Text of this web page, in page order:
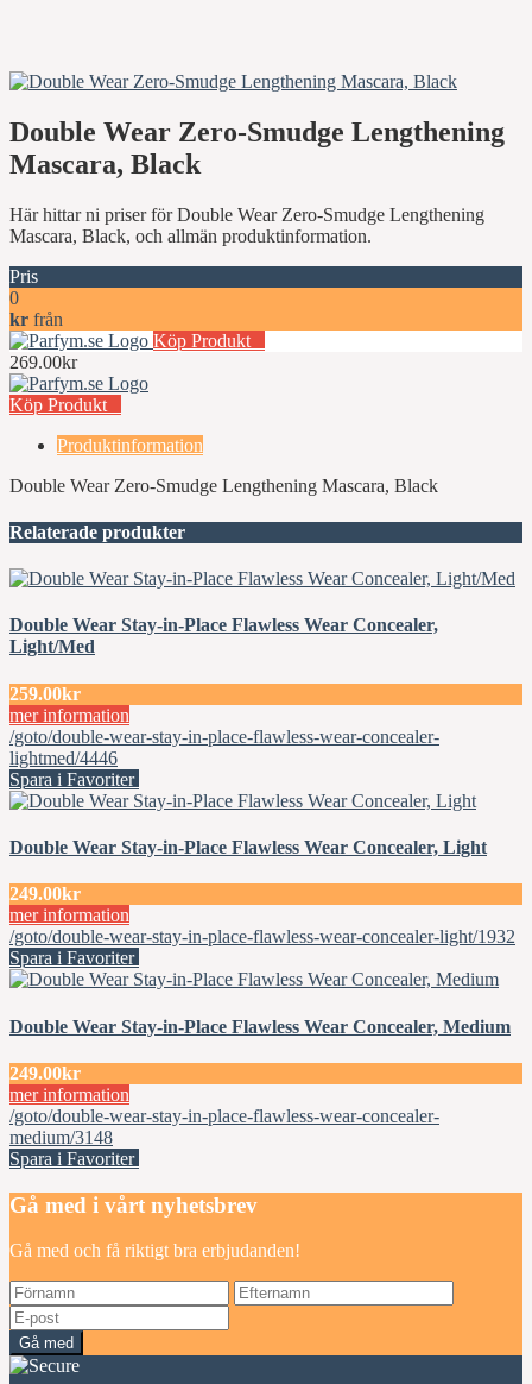
Double Wear Zero-Smudge Lengthening
Mascara, Black
Här hittar ni priser för Double Wear Zero-Smudge Lengthening
Mascara, Black, och allmän produktinformation.
Pris
0
kr från
Köp Produkt
269.00kr
Köp Produkt
Produktinformation
Double Wear Zero-Smudge Lengthening Mascara, Black
Relaterade produkter
Double Wear Stay-in-Place Flawless Wear Concealer,
Light/Med
259.00kr
mer information
/goto/double-wear-stay-in-place-flawless-wear-concealer-
lightmed/4446
Spara i Favoriter
Double Wear Stay-in-Place Flawless Wear Concealer, Light
249.00kr
mer information
/goto/double-wear-stay-in-place-flawless-wear-concealer-light/1932
Spara i Favoriter
Double Wear Stay-in-Place Flawless Wear Concealer, Medium
249.00kr
mer information
/goto/double-wear-stay-in-place-flawless-wear-concealer-
medium/3148
Spara i Favoriter
Gå med i vårt nyhetsbrev
Gå med och få riktigt bra erbjudanden!
Gå med